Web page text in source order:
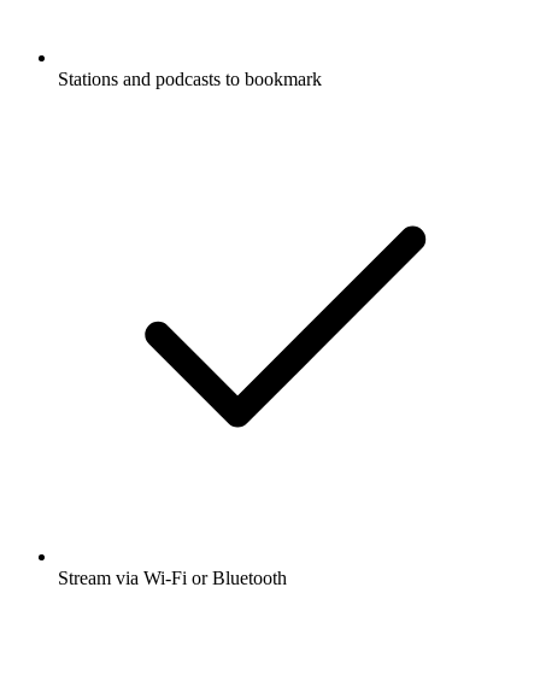
Stations and podcasts to bookmark
Stream via Wi-Fi or Bluetooth